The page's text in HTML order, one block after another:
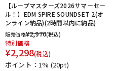
DJ機器
DTM オンライン納品
【ループマスターズ2026サマーセー
ル！】EDM SPIRE SOUNDSET 2(オ
ンライン納品)(2時間以内に納品)
販売価格¥2,970(税込)
特別価格
¥2,298(税込)
ポイント：1% (20pt)